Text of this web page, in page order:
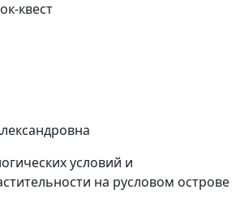
квест
условий и
на русловом острове